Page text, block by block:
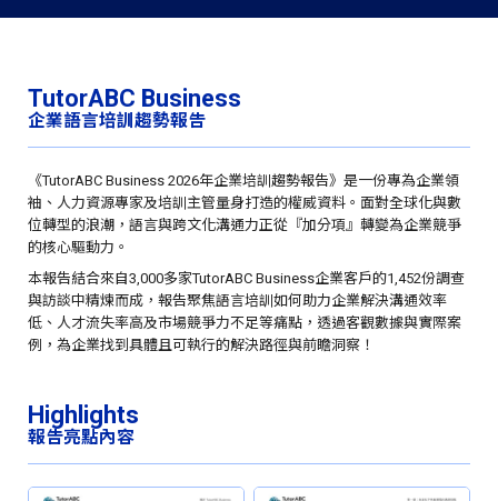
TutorABC Business
企業語言培訓趨勢報告
《TutorABC Business 2026年企業培訓趨勢報告》是一份專為企業領
袖、人力資源專家及培訓主管量身打造的權威資料。面對全球化與數
位轉型的浪潮，語言與跨文化溝通力正從『加分項』轉變為企業競爭
的核心驅動力。
本報告結合來自3,000多家TutorABC Business企業客戶的1,452份調查
與訪談中精煉而成，報告聚焦語言培訓如何助力企業解決溝通效率
低、人才流失率高及市場競爭力不足等痛點，透過客觀數據與實際案
例，為企業找到具體且可執行的解決路徑與前瞻洞察！
Highlights
報告亮點內容